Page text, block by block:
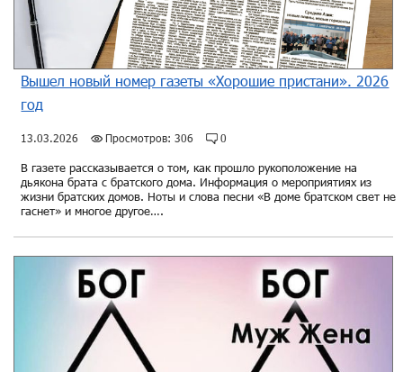
Вышел новый номер газеты «Хорошие пристани». 2026
год
13.03.2026 Просмотров: 306 0
В газете рассказывается о том, как прошло рукоположение на
дьякона брата с братского дома. Информация о мероприятиях из
жизни братских домов. Ноты и слова песни «В доме братском свет не
гаснет» и многое другое….